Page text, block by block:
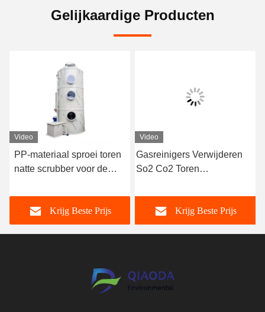
Gelijkaardige Producten
Video
PP-materiaal sproei toren
natte scrubber voor de
absorptie toren
Krijg Beste Prijs
Video
Gasreinigers Verwijderen
So2 Co2 Toren
Verpakte bed natte reinigers
voor de rioolindustrie
Krijg Beste Prijs